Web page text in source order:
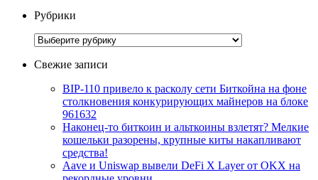
Рубрики
Рубрики
Свежие записи
BIP-110 привело к расколу сети Биткойна на фоне
столкновения конкурирующих майнеров на блоке
961632
Наконец-то биткоин и альткоины взлетят? Мелкие
кошельки разорены, крупные киты накапливают
средства!
Aave и Uniswap вывели DeFi X Layer от OKX на